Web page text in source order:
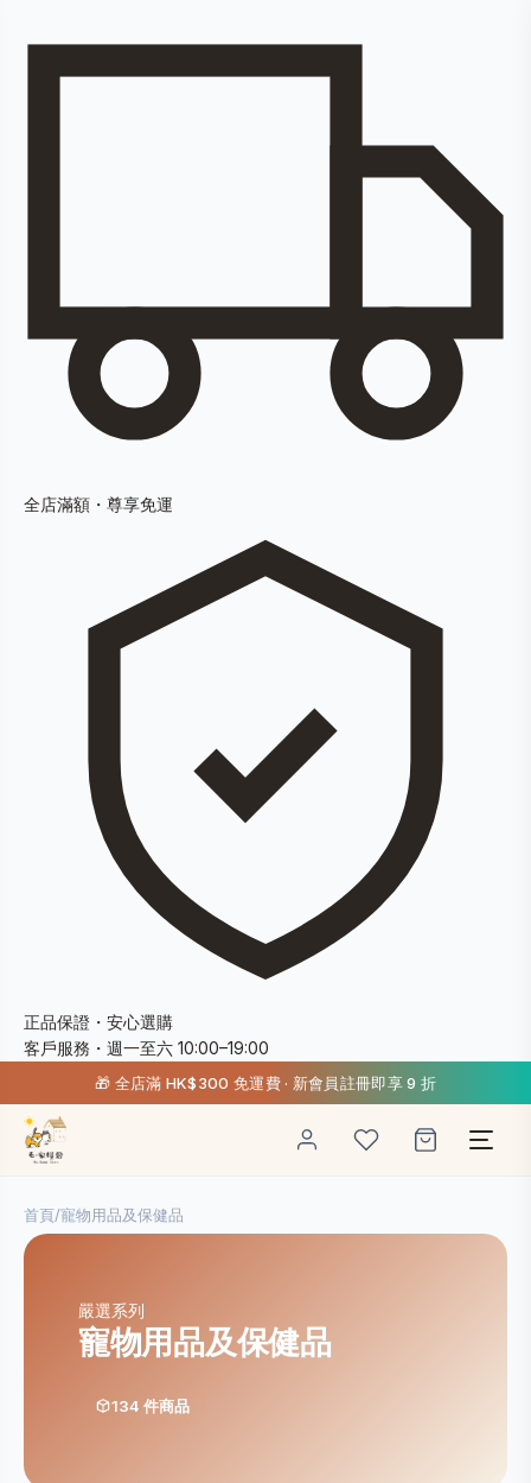
全店滿額・尊享免運
正品保證・安心選購
客戶服務・週一至六 10:00–19:00
🎁 全店滿 HK$300 免運費 · 新會員註冊即享 9 折
首頁/寵物用品及保健品
嚴選系列
寵物用品及保健品
134 件商品